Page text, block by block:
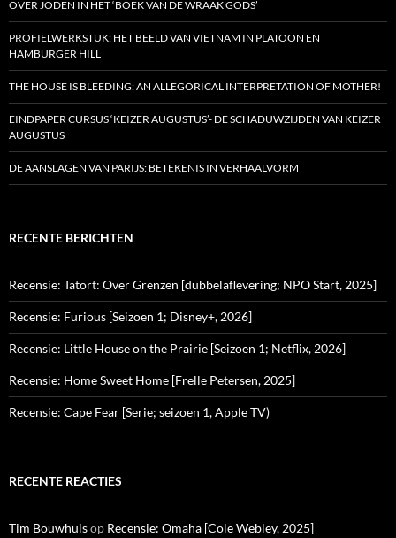
OVER JODEN IN HET ‘BOEK VAN DE WRAAK GODS’
PROFIELWERKSTUK: HET BEELD VAN VIETNAM IN PLATOON EN
HAMBURGER HILL
THE HOUSE IS BLEEDING: AN ALLEGORICAL INTERPRETATION OF MOTHER!
EINDPAPER CURSUS ‘KEIZER AUGUSTUS’- DE SCHADUWZIJDEN VAN KEIZER
AUGUSTUS
DE AANSLAGEN VAN PARIJS: BETEKENIS IN VERHAALVORM
RECENTE BERICHTEN
Recensie: Tatort: Over Grenzen [dubbelaflevering; NPO Start, 2025]
Recensie: Furious [Seizoen 1; Disney+, 2026]
Recensie: Little House on the Prairie [Seizoen 1; Netflix, 2026]
Recensie: Home Sweet Home [Frelle Petersen, 2025]
Recensie: Cape Fear [Serie; seizoen 1, Apple TV)
RECENTE REACTIES
Tim Bouwhuisop Recensie: Omaha [Cole Webley, 2025]